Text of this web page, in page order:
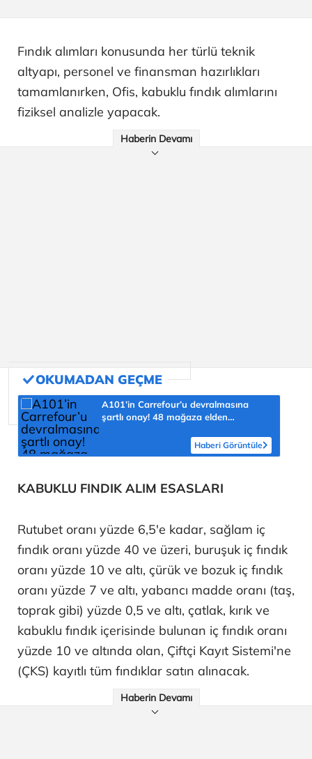
Fındık alımları konusunda her türlü teknik
altyapı, personel ve finansman hazırlıkları
tamamlanırken, Ofis, kabuklu fındık alımlarını
fiziksel analizle yapacak.
Haberin Devamı
A101’in Carrefour’u devralmasına
şartlı onay! 48 mağaza elden
Haberi Görüntüle
KABUKLU FINDIK ALIM ESASLARI
Rutubet oranı yüzde 6,5'e kadar, sağlam iç
fındık oranı yüzde 40 ve üzeri, buruşuk iç fındık
oranı yüzde 10 ve altı, çürük ve bozuk iç fındık
oranı yüzde 7 ve altı, yabancı madde oranı (taş,
toprak gibi) yüzde 0,5 ve altı, çatlak, kırık ve
kabuklu fındık içerisinde bulunan iç fındık oranı
yüzde 10 ve altında olan, Çiftçi Kayıt Sistemi'ne
(ÇKS) kayıtlı tüm fındıklar satın alınacak.
Haberin Devamı